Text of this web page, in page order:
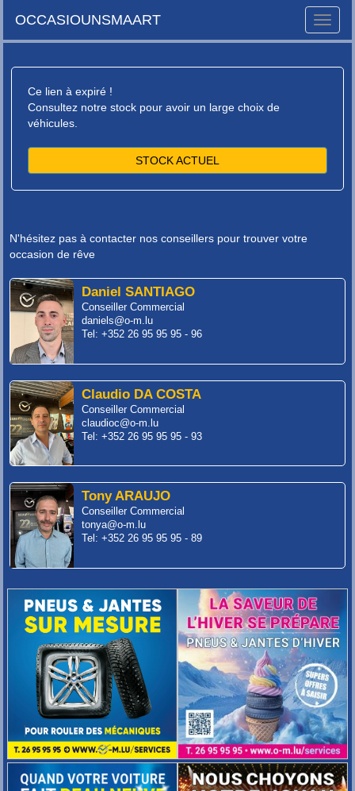
Toggle
OCCASIOUNSMAART
Ce lien à expiré !
Consultez notre stock pour avoir un large choix de
véhicules.
STOCK ACTUEL
N'hésitez pas à contacter nos conseillers pour trouver votre
occasion de rêve
Daniel SANTIAGO
Conseiller Commercial
daniels@o-m.lu
Tel: +352 26 95 95 95 - 96
Claudio DA COSTA
Conseiller Commercial
claudioc@o-m.lu
Tel: +352 26 95 95 95 - 93
Tony ARAUJO
Conseiller Commercial
tonya@o-m.lu
Tel: +352 26 95 95 95 - 89